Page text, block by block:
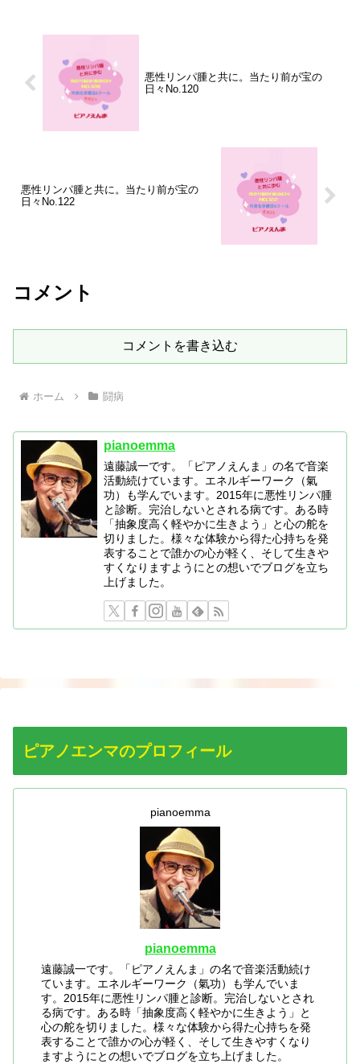
悪性リンパ腫と共に。当たり前が宝の
日々No.120
悪性リンパ腫と共に。当たり前が宝の
日々No.122
コメント
コメントを書き込む
ホーム 闘病
pianoemma
遠藤誠一です。「ピアノえんま」の名で音楽
活動続けています。エネルギーワーク（氣
功）も学んでいます。2015年に悪性リンパ腫
と診断。完治しないとされる病です。ある時
「抽象度高く軽やかに生きよう」と心の舵を
切りました。様々な体験から得た心持ちを発
表することで誰かの心が軽く、そして生きや
すくなりますようにとの想いでブログを立ち
上げました。
ピアノエンマのプロフィール
pianoemma
pianoemma
遠藤誠一です。「ピアノえんま」の名で音楽活動続け
ています。エネルギーワーク（氣功）も学んでいま
す。2015年に悪性リンパ腫と診断。完治しないとされ
る病です。ある時「抽象度高く軽やかに生きよう」と
心の舵を切りました。様々な体験から得た心持ちを発
表することで誰かの心が軽く、そして生きやすくなり
ますようにとの想いでブログを立ち上げました。